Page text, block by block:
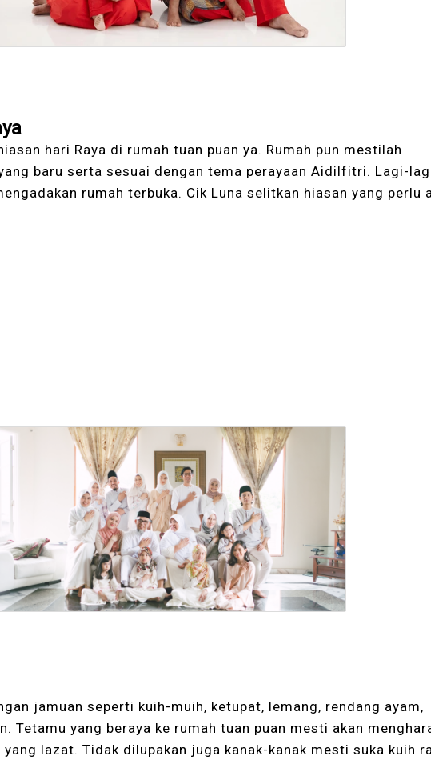
hari Raya di rumah tuan puan ya. Rumah pun mestilah
baru serta sesuai dengan tema perayaan Aidilfitri. Lagi-
rumah terbuka. Cik Luna selitkan hiasan yang perlu
jamuan seperti kuih-muih, ketupat, lemang, rendang ayam,
Tetamu yang beraya ke rumah tuan puan mesti akan
yang lazat. Tidak dilupakan juga kanak-kanak mesti suka kuih